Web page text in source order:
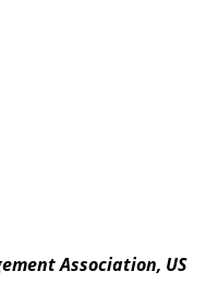
Association, US